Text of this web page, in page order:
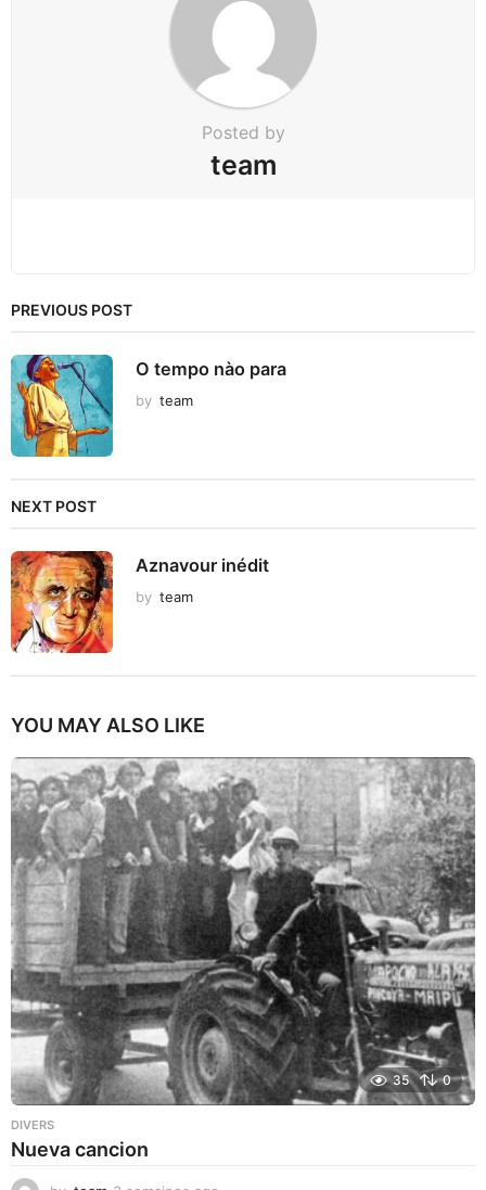
Posted by
team
PREVIOUS POST
O tempo nào para
by team
NEXT POST
Aznavour inédit
by team
YOU MAY ALSO LIKE
35 0
DIVERS
Nueva cancion